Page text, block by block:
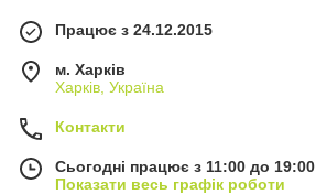
Працює з 24.12.2015
м. Харків
Харків, Україна
Контакти
Сьогодні працює з 11:00 до 19:00
Показати весь графік роботи